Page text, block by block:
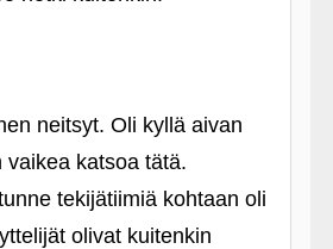
neitsyt. Oli kyllä aivan
vaikea katsoa tätä.
tekijätiimiä kohtaan oli
olivat kuitenkin